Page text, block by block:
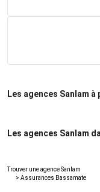
Les agences Sanlam
Les agences Sanlam
Trouver une agence Sanlam
> Assurances Bassamate